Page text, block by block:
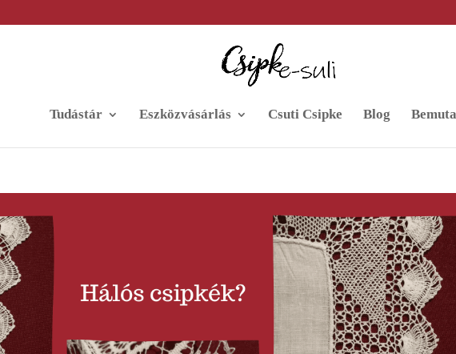
Tudástár Eszközvásárlás Csuti Csipke Blog